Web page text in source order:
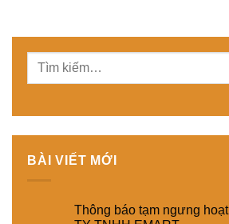
BÀI VIẾT MỚI
Thông báo tạm ngưng